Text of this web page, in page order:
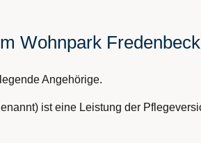
Wohnpark
Angehörige.
ist eine Leistung der